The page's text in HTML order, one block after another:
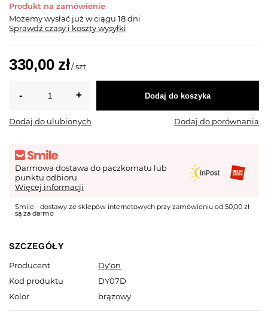
Produkt na zamówienie
Możemy wysłać już w ciągu 18 dni
Sprawdź czasy i koszty wysyłki
330,00 zł/szt.
Dodaj do koszyka
Dodaj do ulubionych Dodaj do porównania
Darmowa dostawa do paczkomatu lub
punktu odbioru
Więcej informacji
Smile - dostawy ze sklepów internetowych przy zamówieniu od 50,00 zł
są za darmo
SZCZEGÓŁY
Producent
Dy'on
Kod produktu
DY07D
Kolor
brązowy